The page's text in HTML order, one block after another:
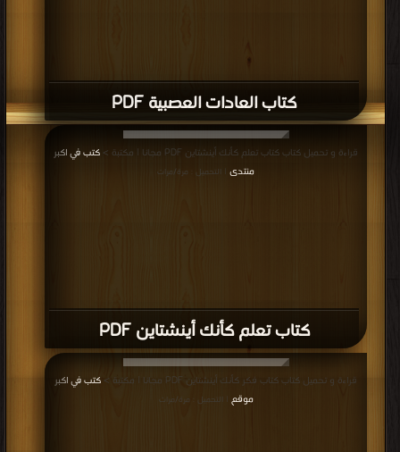
كتاب العادات العصبية PDF
كتاب تعلم كأنك أينشتاين PDF
قراءة و تحميل كتاب كتاب تعلم كأنك أينشتاين PDF مجانا | مكتبة >
كتب في اكبر
منتدى
| التحميل : مرة/مرات
قراءة و تحميل كتاب كتاب فكر كأنك أينشتاين PDF مجانا | مكتبة >
كتب في اكبر
موقع
| التحميل : مرة/مرات